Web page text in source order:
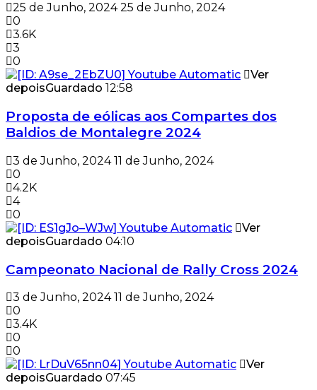
25 de Junho, 2024 25 de Junho, 2024
0
3.6K
3
0
Ver
depoisGuardado 12:58
Proposta de eólicas aos Compartes dos
Baldios de Montalegre 2024
3 de Junho, 2024 11 de Junho, 2024
0
4.2K
4
0
Ver
depoisGuardado 04:10
Campeonato Nacional de Rally Cross 2024
3 de Junho, 2024 11 de Junho, 2024
0
3.4K
0
0
Ver
depoisGuardado 07:45